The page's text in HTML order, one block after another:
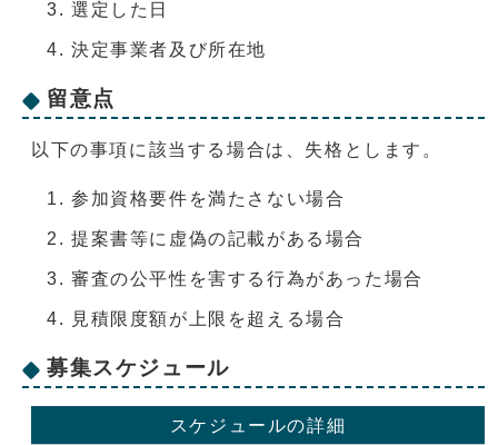
選定した日
決定事業者及び所在地
留意点
以下の事項に該当する場合は、失格とします。
参加資格要件を満たさない場合
提案書等に虚偽の記載がある場合
審査の公平性を害する行為があった場合
見積限度額が上限を超える場合
募集スケジュール
スケジュールの詳細